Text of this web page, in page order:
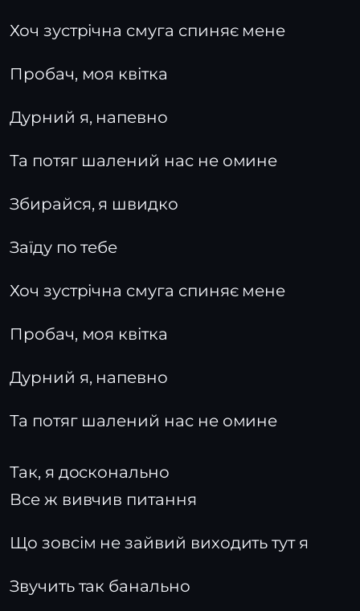
Хоч зустрічна смуга спиняє мене
Пробач, моя квітка
Дурний я, напевно
Та потяг шалений нас не омине
Збирайся, я швидко
Заїду по тебе
Хоч зустрічна смуга спиняє мене
Пробач, моя квітка
Дурний я, напевно
Та потяг шалений нас не омине
Так, я досконально
Все ж вивчив питання
Що зовсім не зайвий виходить тут я
Звучить так банально